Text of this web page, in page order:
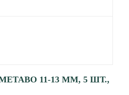
11-13 ММ, 5 ШТ.,